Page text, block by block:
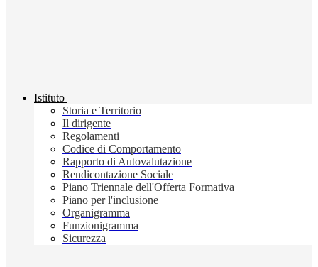
Istituto
Storia e Territorio
Il dirigente
Regolamenti
Codice di Comportamento
Rapporto di Autovalutazione
Rendicontazione Sociale
Piano Triennale dell'Offerta Formativa
Piano per l'inclusione
Organigramma
Funzionigramma
Sicurezza